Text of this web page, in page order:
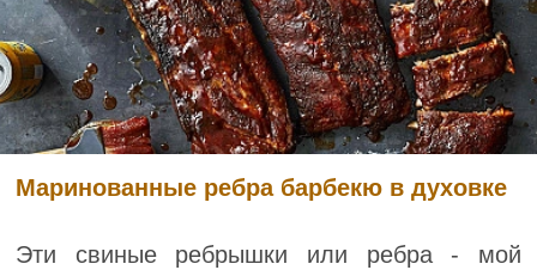
Маринованные ребра барбекю в духовке
Эти свиные ребрышки или ребра - мой